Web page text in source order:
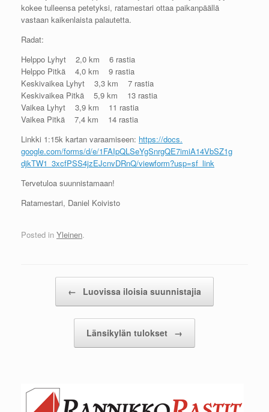
kokee tulleensa petetyksi, ratamestari ottaa paikanpäällä
vastaan kaikenlaista palautetta.
Radat:
Helppo Lyhyt 2,0 km 6 rastia
Helppo Pitkä 4,0 km 9 rastia
Keskivaikea Lyhyt 3,3 km 7 rastia
Keskivaikea Pitkä 5,9 km 13 rastia
Vaikea Lyhyt 3,9 km 11 rastia
Vaikea Pitkä 7,4 km 14 rastia
Linkki 1:15k kartan varaamiseen: https://docs.
google.com/forms/d/e/1FAIpQLSeYgSnrgQE7imiA14VbSZ1g
djkTW1_3xcfPSS4jzEJcnvDRnQ/viewform?usp=sf_link
Tervetuloa suunnistamaan!
Ratamestari, Daniel Koivisto
Posted in Yleinen.
← Luovissa iloisia suunnistajia
Länsikylän tulokset →